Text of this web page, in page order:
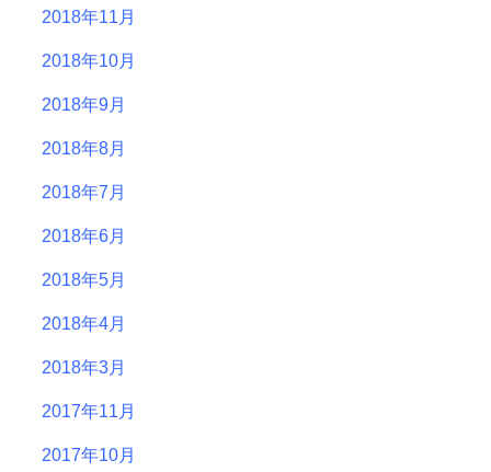
2018年11月
2018年10月
2018年9月
2018年8月
2018年7月
2018年6月
2018年5月
2018年4月
2018年3月
2017年11月
2017年10月